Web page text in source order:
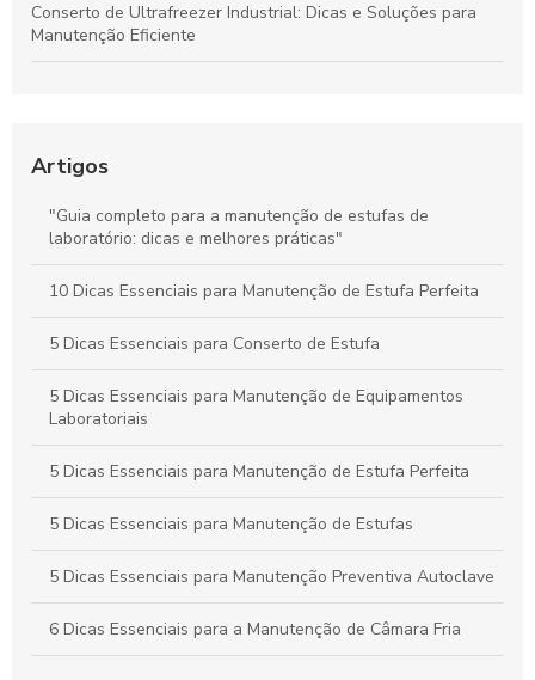
Conserto de Ultrafreezer Industrial: Dicas e Soluções para
Manutenção Eficiente
Assistência Técnica Especializada para Câmaras Climáticas
Guia Definitivo para Manutenção Eficaz do Ultracongelador
Industrial
Guia Definitivo de Assistência Técnica para Câmaras
Climáticas em São Paulo: Dicas e Soluções Completas
Artigos
"Guia completo para a manutenção de estufas de
laboratório: dicas e melhores práticas"
10 Dicas Essenciais para Manutenção de Estufa Perfeita
5 Dicas Essenciais para Conserto de Estufa
5 Dicas Essenciais para Manutenção de Equipamentos
Laboratoriais
5 Dicas Essenciais para Manutenção de Estufa Perfeita
5 Dicas Essenciais para Manutenção de Estufas
5 Dicas Essenciais para Manutenção Preventiva Autoclave
6 Dicas Essenciais para a Manutenção de Câmara Fria